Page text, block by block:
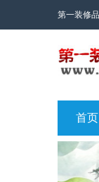
第一装修
首页